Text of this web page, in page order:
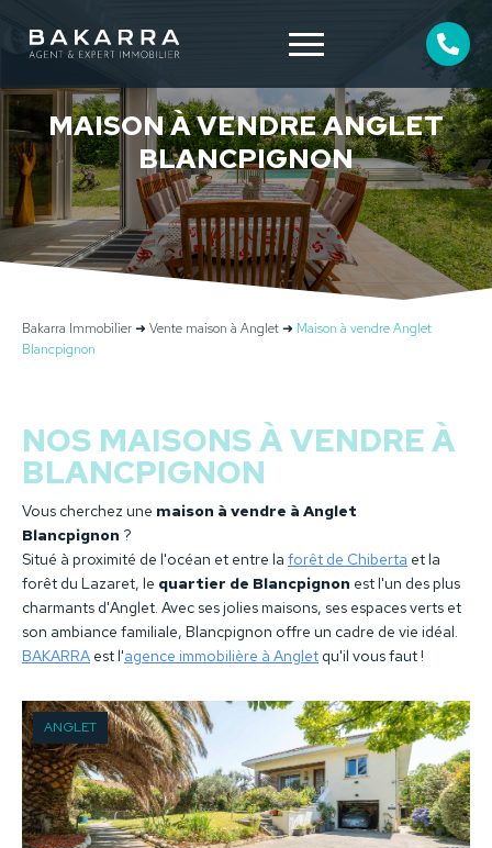
MAISON À VENDRE ANGLET
BLANCPIGNON
Bakarra Immobilier➜ Vente maison à Anglet➜ Maison à vendre Anglet
Blancpignon
NOS MAISONS À VENDRE À
BLANCPIGNON
Vous cherchez une maison à vendre à Anglet
Blancpignon ?
Situé à proximité de l'océan et entre la forêt de Chiberta et la
forêt du Lazaret, le quartier de Blancpignon est l'un des plus
charmants d'Anglet. Avec ses jolies maisons, ses espaces verts et
son ambiance familiale, Blancpignon offre un cadre de vie idéal.
BAKARRA est l'agence immobilière à Anglet qu'il vous faut !
ANGLET